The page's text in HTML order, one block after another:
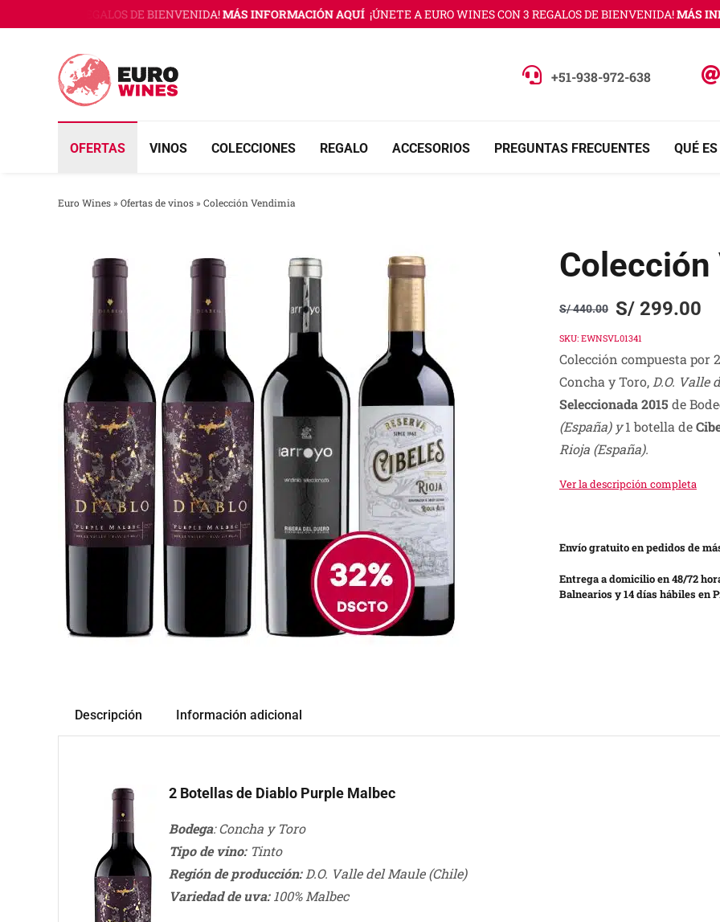
al
CON 3 REGALOS DE BIENVENIDA!MÁS INFORMACIÓN AQUÍ ¡ÚNETE A EURO WINES CON 3 REGALOS DE BIENVENIDA!MÁS
+51-938-972-638
OFERTAS VINOS COLECCIONES REGALO ACCESORIOS PREGUNTAS FRECUENTES QUÉ
Euro Wines» Ofertas de vinos» Colección Vendimia
Colección
S/440.00
Original
price
was:
S/ 440.00.
S/299.00
Current
price
is:
S/ 299.00.
SKU: EWNSVL01341
Colección compuesta por
Concha y Toro, D.O. Valle
Seleccionada 2015 de
(España) y1 botella de
Rioja (España).
Ver la descripción completa
Envío gratuito en pedidos de
Entrega a domicilio en 48/72
Balnearios y 14 días hábiles en
Descripción Información adicional
2 Botellas de Diablo Purple Malbec
Bodega: Concha y Toro
Tipo de vino:Tinto
Región de producción:D.O. Valle del Maule (Chile)
Variedad de uva: 100% Malbec